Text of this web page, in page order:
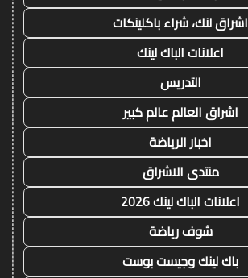
اشراق لنك، شراء باكلينكات
اعلانات الباك لينك
التدريس
اشراق العالم عالم كبير
اخبار الرياضة
منتدى الاشراق
اعلانات الباك لينك 2026
شوف رياضة
باك لينك وجيست بوست